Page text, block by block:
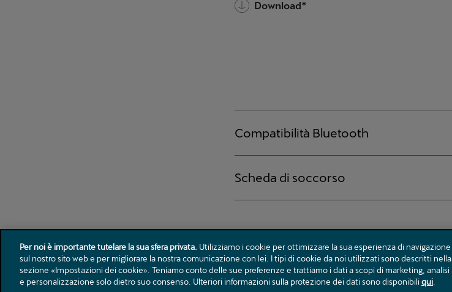
Per noi è importante tutelare la sua sfera privata. Utilizziamo i cookie per ottimizzare la sua esperienza di navigazione
sul nostro sito web e per migliorare la nostra comunicazione con lei. I tipi di cookie da noi utilizzati sono descritti nella
sezione «Impostazioni dei cookie». Teniamo conto delle sue preferenze e trattiamo i dati a scopi di marketing, analisi
e personalizzazione solo dietro suo consenso. Ulteriori informazioni sulla protezione dei dati sono disponibiliqui